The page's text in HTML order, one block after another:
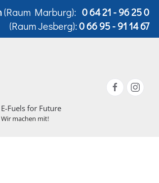
(Raum Marburg): 0 64 21 - 96 25 0
(Raum Jesberg):0 66 95 - 91 14 67
E-Fuels for Future
Wir machen mit!